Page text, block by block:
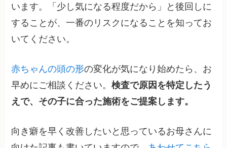
います。「少し気になる程度だから」と後回しに
することが、一番のリスクになることを知ってお
いてください。
赤ちゃんの頭の形の変化が気になり始めたら、お
早めにご相談ください。検査で原因を特定したう
えで、その子に合った施術をご提案します。
向き癖を早く改善したいと思っているお母さんに